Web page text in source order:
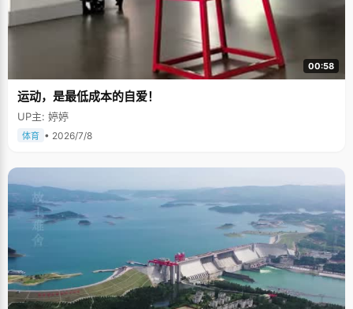
00:58
运动，是最低成本的自爱！
UP主: 婷婷
体育 • 2026/7/8